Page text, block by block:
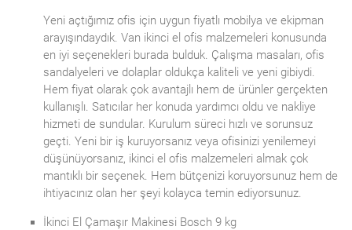
Yeni açtığımız ofis için uygun fiyatlı mobilya ve ekipman
arayışındaydık. Van ikinci el ofis malzemeleri konusunda
en iyi seçenekleri burada bulduk. Çalışma masaları, ofis
sandalyeleri ve dolaplar oldukça kaliteli ve yeni gibiydi.
Hem fiyat olarak çok avantajlı hem de ürünler gerçekten
kullanışlı. Satıcılar her konuda yardımcı oldu ve nakliye
hizmeti de sundular. Kurulum süreci hızlı ve sorunsuz
geçti. Yeni bir iş kuruyorsanız veya ofisinizi yenilemeyi
düşünüyorsanız, ikinci el ofis malzemeleri almak çok
mantıklı bir seçenek. Hem bütçenizi koruyorsunuz hem de
ihtiyacınız olan her şeyi kolayca temin ediyorsunuz.
İkinci El Çamaşır Makinesi Bosch 9 kg